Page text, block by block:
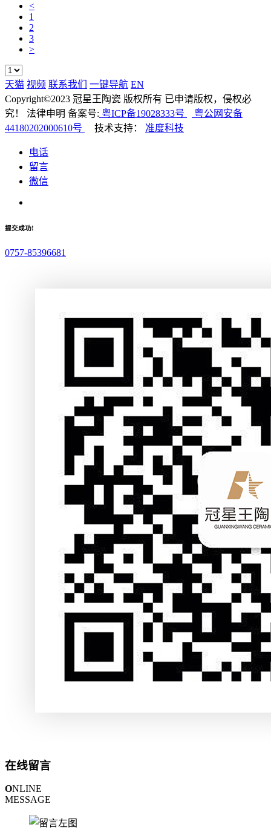
<
1
2
3
>
天猫 视频 联系我们 一键导航 EN
Copyright©2023 冠星王陶瓷 版权所有 已申请版权，侵权必
究！ 法律申明 备案号: 粤ICP备19028333号
粤公网安备
44180202000610号
技术支持： 准度科技
电话
留言
微信
提交成功!
0757-85396681
在线留言
ONLINE
MESSAGE